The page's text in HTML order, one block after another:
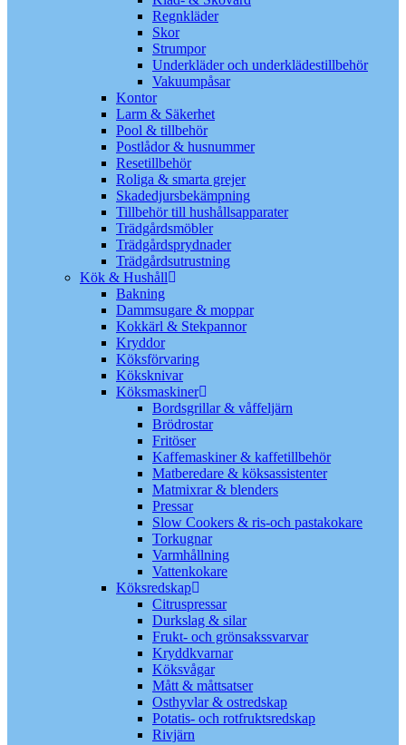
Regnkläder
Skor
Strumpor
Underkläder och underklädestillbehör
Vakuumpåsar
Kontor
Larm & Säkerhet
Pool & tillbehör
Postlådor & husnummer
Resetillbehör
Roliga & smarta grejer
Skadedjursbekämpning
Tillbehör till hushållsapparater
Trädgårdsmöbler
Trädgårdsprydnader
Trädgårdsutrustning
Kök & Hushåll
Bakning
Dammsugare & moppar
Kokkärl & Stekpannor
Kryddor
Köksförvaring
Köksknivar
Köksmaskiner
Bordsgrillar & våffeljärn
Brödrostar
Fritöser
Kaffemaskiner & kaffetillbehör
Matberedare & köksassistenter
Matmixrar & blenders
Pressar
Slow Cookers & ris-och pastakokare
Torkugnar
Varmhållning
Vattenkokare
Köksredskap
Citruspressar
Durkslag & silar
Frukt- och grönsakssvarvar
Kryddkvarnar
Köksvågar
Mått & måttsatser
Osthyvlar & ostredskap
Potatis- och rotfruktsredskap
Rivjärn